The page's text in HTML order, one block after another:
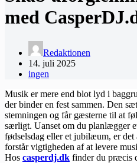
med
Redaktionen
14. juli 2025
ingen
Musik er mere end blot lyd i
der binder en fest sammen. Den
stemningen og får gæsterne til at
særligt. Uanset om du planlægger
fødselsdag eller et jubilæum, er
forstår vigtigheden af at levere
Hos ​casperdj.dk finder du præcis